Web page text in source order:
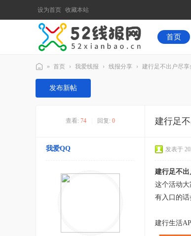
设为首页 收藏本站
首页
52
线
» 首页 › 我爱线报 › 线报分享 › 建行足不出户尽享
发布新帖
查看: 74 回复: 0 建行足
我爱QQ 发表于
建行足不
这个活动
有入口的
建行生活